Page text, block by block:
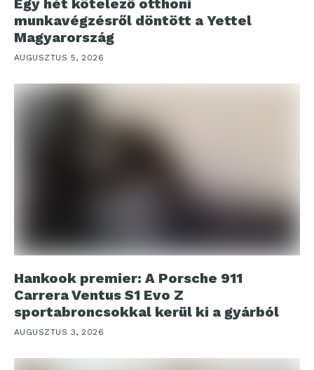
Egy hét kötelező otthoni
munkavégzésről döntött a Yettel
Magyarország
AUGUSZTUS 5, 2026
Hankook premier: A Porsche 911
Carrera Ventus S1 Evo Z
sportabroncsokkal kerül ki a gyárból
AUGUSZTUS 3, 2026